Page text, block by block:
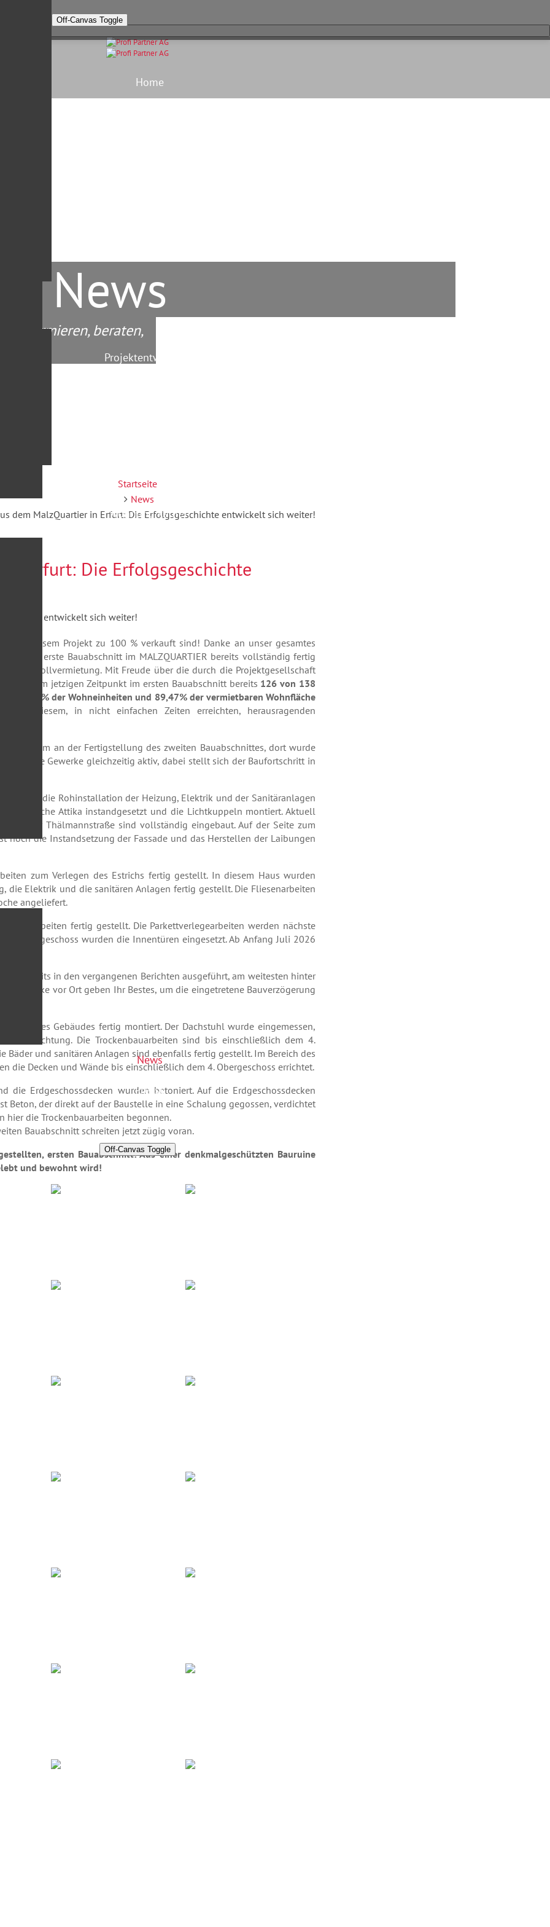
Home
Projektentwicklung
Wohnung kaufen
Service
News
Presse
Off-Canvas Toggle
Off-Canvas Toggle
News
informieren, beraten,
Startseite
News
dem MalzQuartier in Erfurt: Die Erfolgsgeschichte entwickelt sich weiter!
in Erfurt: Die Erfolgsgeschichte
in diesem Projekt zu 100 % verkauft sind! Danke an unser gesamtes
ist der erste Bauabschnitt im MALZQUARTIER bereits vollständig fertig
der Vollvermietung. Mit Freude über die durch die Projektgesellschaft
dass zum jetzigen Zeitpunkt im ersten Bauabschnitt bereits 126 von 138
91,3 % der Wohneinheiten und 89,47% der vermietbaren Wohnfläche
zu diesem, in nicht einfachen Zeiten erreichten, herausragenden
an der Fertigstellung des zweiten Bauabschnittes, dort wurde
diverse Gewerke gleichzeitig aktiv, dabei stellt sich der Baufortschritt in
und die Rohinstallation der Heizung, Elektrik und der Sanitäranlagen
Attika instandgesetzt und die Lichtkuppeln montiert. Aktuell
zur Thälmannstraße sind vollständig eingebaut. Auf der Seite zum
noch die Instandsetzung der Fassade und das Herstellen der Laibungen
zum Verlegen des Estrichs fertig gestellt. In diesem Haus wurden
die Elektrik und die sanitären Anlagen fertig gestellt. Die Fliesenarbeiten
angeliefert.
Restarbeiten fertig gestellt. Die Parkettverlegearbeiten werden nächste
4. Obergeschoss wurden die Innentüren eingesetzt. Ab Anfang Juli 2026
wie bereits in den vergangenen Berichten ausgeführt, am weitesten hinter
Gewerke vor Ort geben Ihr Bestes, um die eingetretene Bauverzögerung
des Gebäudes fertig montiert. Der Dachstuhl wurde eingemessen,
Errichtung. Die Trockenbauarbeiten sind bis einschließlich dem 4.
Bäder und sanitären Anlagen sind ebenfalls fertig gestellt. Im Bereich des
die Decken und Wände bis einschließlich dem 4. Obergeschoss errichtet.
Erdgeschossdecken wurden betoniert. Auf die Erdgeschossdecken
Beton, der direkt auf der Baustelle in eine Schalung gegossen, verdichtet
hier die Trockenbauarbeiten begonnen.
Bauabschnitt schreiten jetzt zügig voran.
ersten Bauabschnitt: Aus einer denkmalgeschützten Bauruine
und bewohnt wird!